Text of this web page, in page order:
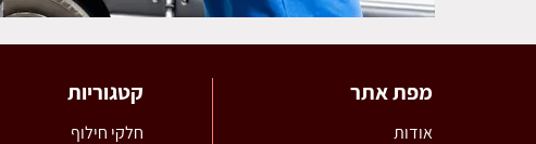
מפת אתר
אודות
קטגוריות
חלקי חילוף